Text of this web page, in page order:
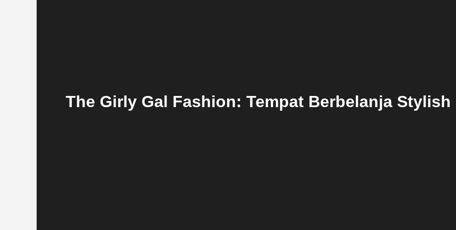
The Girly Gal Fashion: Tempat Berbelanja